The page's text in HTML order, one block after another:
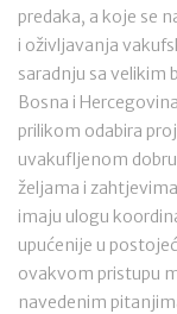
predaka, a koje se
i oživljavanja
saradnju sa velikim
Bosna i
prilikom odabira
uvakufljenom
željama i
imaju ulogu
upućenije u
ovakvom pristupu
navedenim